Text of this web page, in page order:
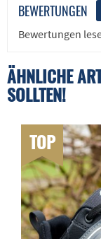
BEWERTUNGEN
Bewertungen
ÄHNLICHE
SOLLTEN!
TOP